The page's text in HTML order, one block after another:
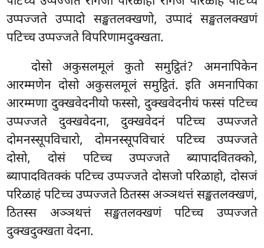
उप्पज्जते उप्पादो सङ्खतलक्खणो, उप्पादं सङ्खतलक्खणं
पटिच्च उप्पज्जते विपरिणामदुक्खता.
दोसोअकुसलमूलं कुतो समुट्ठितं? अमनापिकेन
आरम्मणेन दोसो अकुसलमूलं समुट्ठितं. इति अमनापिका
आरम्मणा दुक्खवेदनीयो फस्सो, दुक्खवेदनीयं फस्सं पटिच्च
उप्पज्जते दुक्खवेदना, दुक्खवेदनं पटिच्च उप्पज्जते
दोमनस्सूपविचारो, दोमनस्सूपविचारं पटिच्च उप्पज्जते
दोसो, दोसं पटिच्च उप्पज्जते ब्यापादवितक्को,
ब्यापादवितक्कं पटिच्च उप्पज्जते दोसजो परिळाहो, दोसजं
परिळाहं पटिच्च उप्पज्जते ठितस्स अञ्ञथत्तं सङ्खतलक्खणं,
ठितस्स अञ्ञथत्तं सङ्खतलक्खणं पटिच्च उप्पज्जते
दुक्खदुक्खता वेदना.